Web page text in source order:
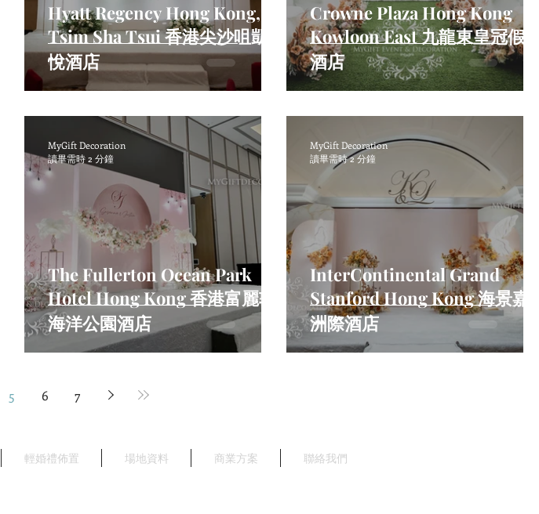
Hyatt Regency Hong Kong,
Tsim Sha Tsui 香港尖沙咀凱
悅酒店
Crowne Plaza Hong Kong
Kowloon East 九龍東皇冠假
酒店
The Fullerton Ocean Park
Hotel Hong Kong 香港富麗敦
海洋公園酒店
MyGift Decoration
讀畢需時 2 分鐘
InterContinental Grand
Stanford Hong Kong 海景嘉
洲際酒店
MyGift Decoration
讀畢需時 2 分鐘
5 6 7
輕婚禮佈置 場地資料 商業方案 聯絡我們